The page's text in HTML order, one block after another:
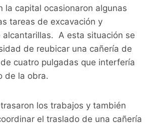
la capital ocasionaron algunas
tareas de excavación y
alcantarillas. A esta situación se
de reubicar una cañería de
cuatro pulgadas que interfería
de la obra.
los trabajos y también
el traslado de una cañería